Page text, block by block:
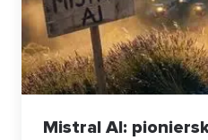
Mistral AI: